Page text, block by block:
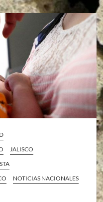
JALISCO
NOTICIAS NACIONALES